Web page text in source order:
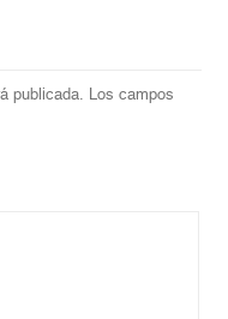
publicada.
Los campos